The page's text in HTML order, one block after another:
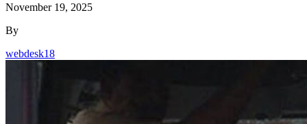
November 19, 2025
By
webdesk18